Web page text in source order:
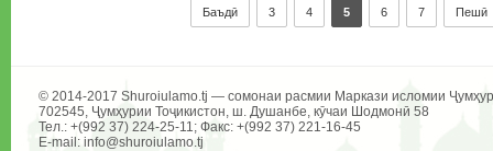
Баъдӣ 3 4 5 6 7 Пешӣ
© 2014-2017 Shuroiulamo.tj — сомонаи расмии Маркази исломии
702545, Ҷумҳурии Тоҷикистон, ш. Душанбе, кӯчаи Шодмонӣ 58
Тел.: +(992 37) 224-25-11; Факс: +(992 37) 221-16-45
E-mail: info@shuroiulamo.tj